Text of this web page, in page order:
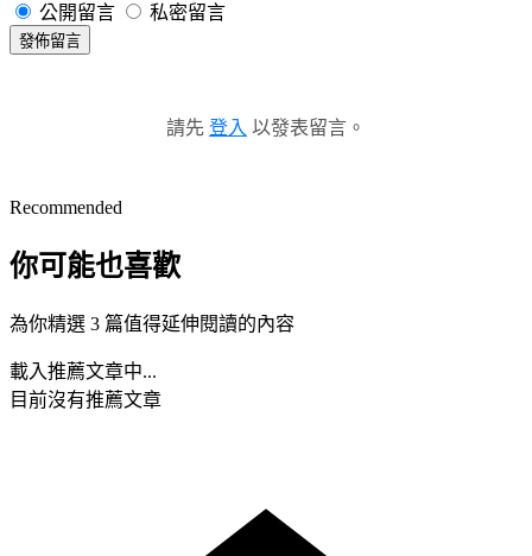
公開留言 私密留言
發佈留言
請先 登入 以發表留言。
Recommended
你可能也喜歡
為你精選 3 篇值得延伸閱讀的內容
載入推薦文章中...
目前沒有推薦文章